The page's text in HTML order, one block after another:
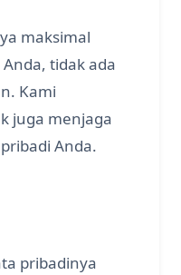
maksimal
tidak ada
Kami
juga menjaga
Anda.
pribadinya